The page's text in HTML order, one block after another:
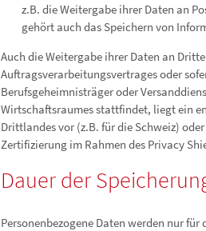
z.B. die Weitergabe ihrer Daten an
gehört auch das Speichern von
Auch die Weitergabe ihrer Daten an
Auftragsverarbeitungsvertrages oder
Berufsgeheimnisträger oder
Wirtschaftsraumes stattfindet, liegt ein
Drittlandes vor (z.B. für die Schweiz)
Zertifizierung im Rahmen des Privacy
Dauer der
Personenbezogene Daten werden nur